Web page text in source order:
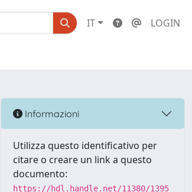
IT LOGIN
Informazioni
Utilizza questo identificativo per
citare o creare un link a questo
documento:
https://hdl.handle.net/11380/1395